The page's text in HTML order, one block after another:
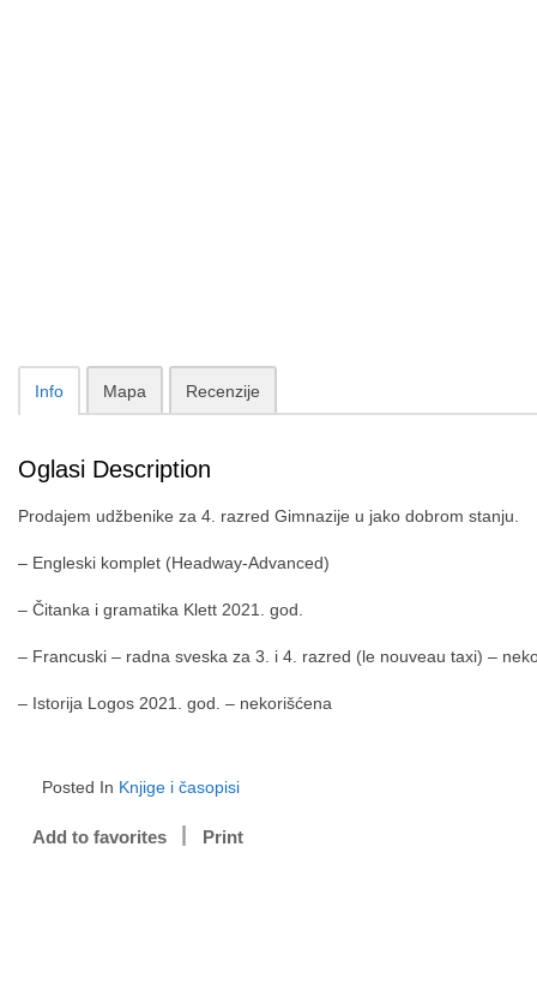
Info Mapa Recenzije
Oglasi Description
Prodajem udžbenike za 4. razred Gimnazije u jako dobrom stanju.
– Engleski komplet (Headway-Advanced)
– Čitanka i gramatika Klett 2021. god.
– Francuski – radna sveska za 3. i 4. razred (le nouveau taxi) –
– Istorija Logos 2021. god. – nekorišćena
Posted In Knjige i časopisi
Add to favorites Print